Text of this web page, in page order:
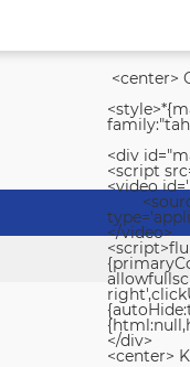
<center>
<div
<script
<video
</video>
</div>
<center>